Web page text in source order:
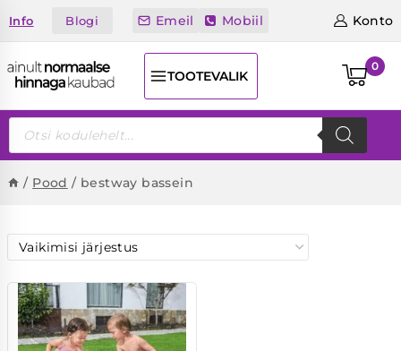
toInfo Blogi Emeil Mobiil Konto
TOOTEVALIK
0
Products
search
/ Pood / bestway bassein